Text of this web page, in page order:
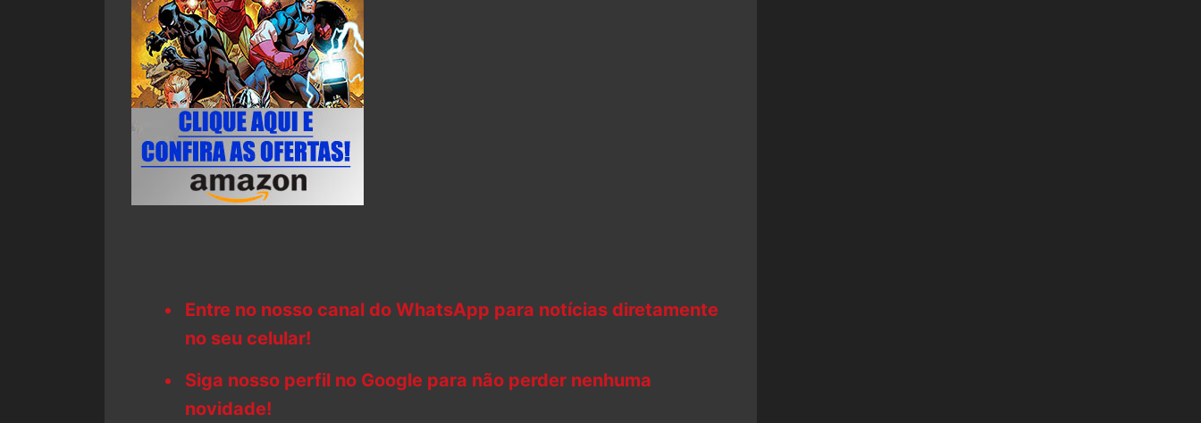
Entre no nosso canal do WhatsApp para notícias diretamente
no seu celular!
Siga nosso perfil no Google para não perder nenhuma
novidade!